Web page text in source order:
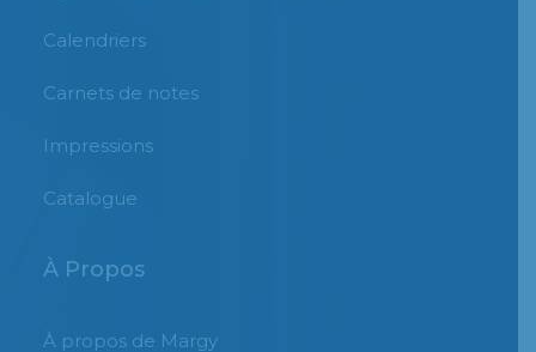
Calendriers
Carnets de notes
Impressions
Catalogue
À Propos
À propos de Margy